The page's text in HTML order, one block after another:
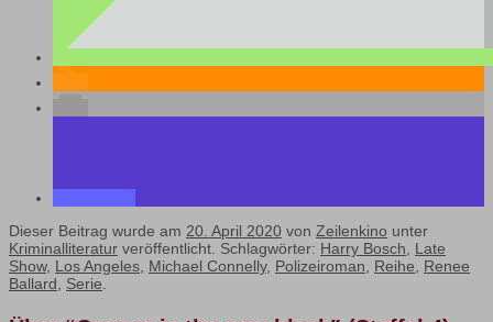
Dieser Beitrag wurde am 20. April 2020 von Zeilenkino unter
Kriminalliteratur veröffentlicht. Schlagwörter: Harry Bosch, Late
Show, Los Angeles, Michael Connelly, Polizeiroman, Reihe, Renee
Ballard, Serie.